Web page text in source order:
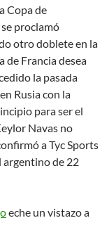
Copa de
proclamó
otro doblete en la
de Francia desea
la pasada
Rusia con la
para ser el
Navas no
a Tyc Sports
argentino de 22
eche un vistazo a